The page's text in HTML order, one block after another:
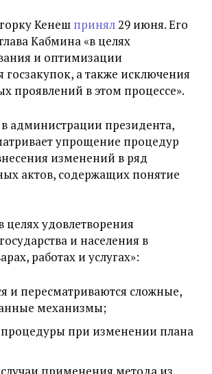
Кенеш принял29 июня. Его
Кабмина «в целях
и оптимизации
госзакупок, а также исключения
проявлений в этом процессе».
администрации президента,
упрощение процедур
изменений в ряд
актов, содержащих понятие
целях удовлетворения
и населения в
работах и услугах»:
и пересматриваются сложные,
механизмы;
при изменении плана